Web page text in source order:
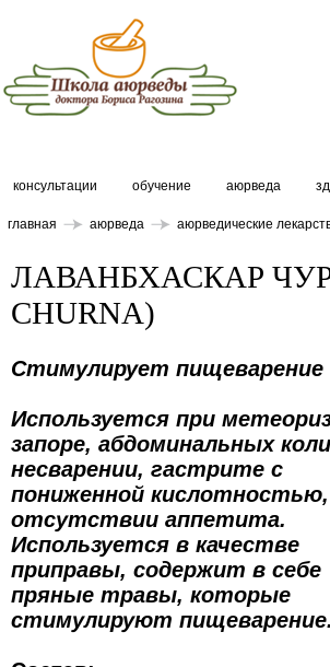
консультации обучение аюрведа
главная аюрведа аюрведические
ЛАВАНБХАСКАР
CHURNA)
Стимулирует пищеварение
Используется при
запоре, абдоминальных
несварении, гастрите с
пониженной кислотностью,
отсутствии аппетита.
Используется в качестве
приправы, содержит в себе
пряные травы, которые
стимулируют пищеварение.